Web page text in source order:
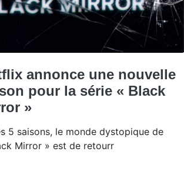
annonce une nouvelle
pour la série « Black
»
5 saisons, le monde dystopique de
Mirror » est de retourr